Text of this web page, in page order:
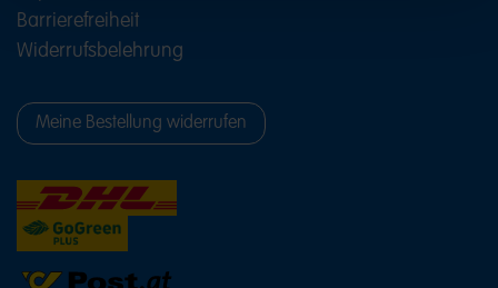
Barrierefreiheit
Widerrufsbelehrung
Meine Bestellung widerrufen